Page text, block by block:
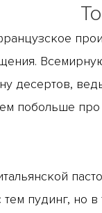
Всемирную
десертов,
побольше
тем пудинг,